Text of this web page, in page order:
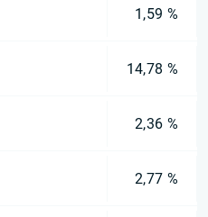
1,59 %
14,78 %
2,36 %
2,77 %